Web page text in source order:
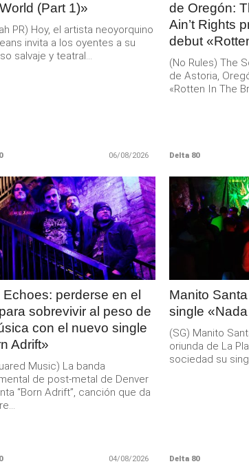
(Part 1)»
PR) Hoy, el artista neoyorquino
invita a los oyentes a su
salvaje y teatral...
06/08/2026
de Oregón:
Ain’t Rights
debut
(No Rules) The
de Astoria,
«Rotten In The
Delta 80
LEER
MAS
Echoes: perderse en el
sobrevivir al peso de
con el nuevo single
Adrift»
Music) La banda
de post-metal de Denver
“Born Adrift”, canción que da
04/08/2026
Manito
single
(SG) Manito
oriunda de La
sociedad su
Delta 80